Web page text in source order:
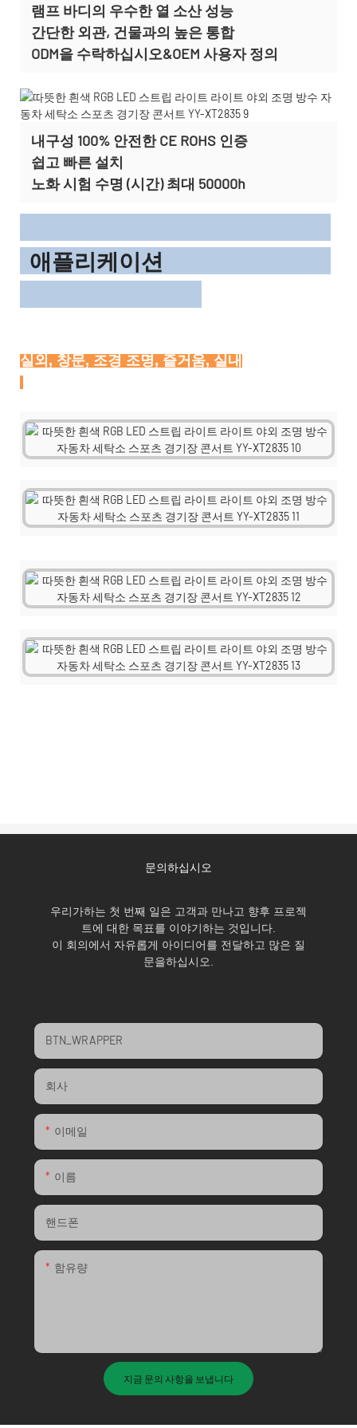
램프 바디의 우수한 열 소산 성능
간단한 외관, 건물과의 높은 통합
ODM을 수락하십시오&OEM 사용자 정의
내구성 100% 안전한 CE ROHS 인증
쉽고 빠른 설치
노화 시험 수명 (시간) 최대 50000h
애플리케이션
문의하십시오
우리가하는 첫 번째 일은 고객과 만나고 향후 프로젝
트에 대한 목표를 이야기하는 것입니다.
이 회의에서 자유롭게 아이디어를 전달하고 많은 질
문을하십시오.
BTN_WRAPPER
회사
이메일
이름
핸드폰
함유량
지금 문의 사항을 보냅니다